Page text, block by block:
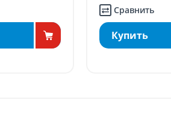
Сравнить
Купить